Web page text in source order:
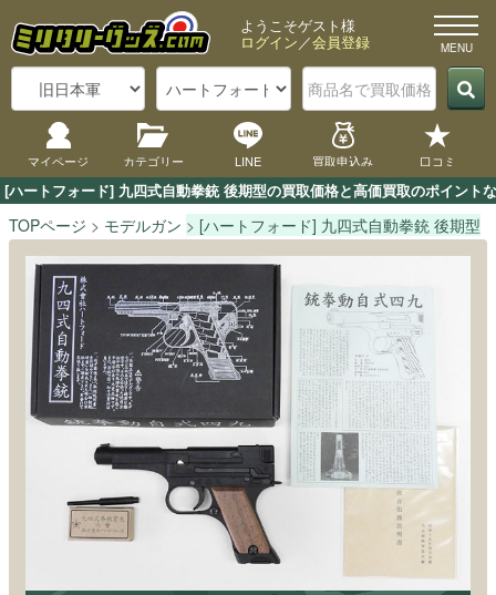
[ハートフォード] 九四式自動拳銃 後期型の買取価格と高価買取のポイン
ようこそゲスト様
ログイン／会員登録
マイページ カテゴリー LINE 買取申込み 口コミ
TOPページ モデルガン [ハートフォード] 九四式自動拳銃 後期型